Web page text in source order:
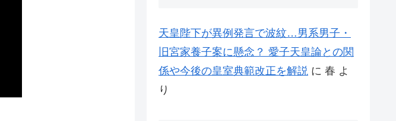
天皇陛下が異例発言で波紋…男系男子・
旧宮家養子案に懸念？ 愛子天皇論との関
係や今後の皇室典範改正を解説 に 春 よ
り